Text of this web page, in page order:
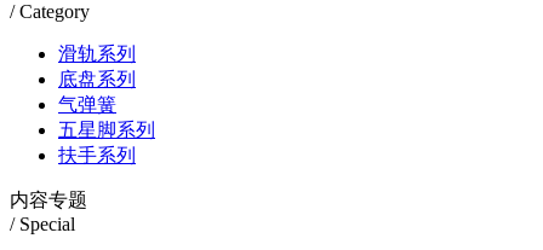
/ Category
滑轨系列
底盘系列
气弹簧
五星脚系列
扶手系列
内容专题
/ Special